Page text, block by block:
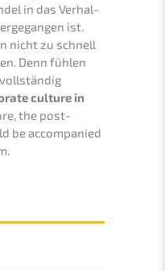
in das Verhal­
ist.
nicht zu schnell
Denn fühlen
cultu­re in
the post-
be accom­pa­nied